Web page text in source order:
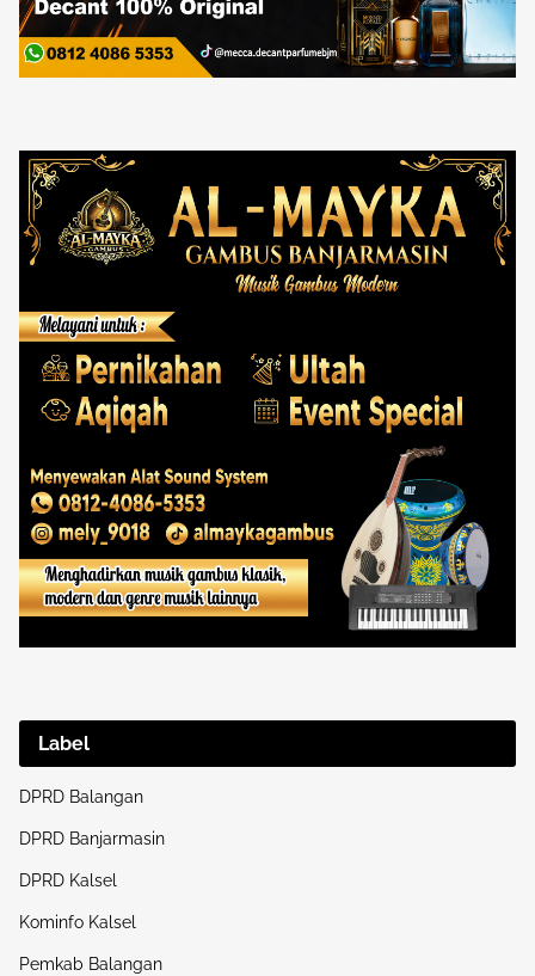
Label
DPRD Balangan
DPRD Banjarmasin
DPRD Kalsel
Kominfo Kalsel
Pemkab Balangan